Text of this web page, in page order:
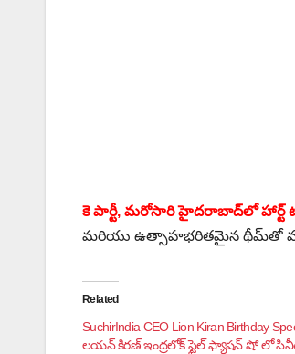
కె పార్టీ, మరోసారి హైదరాబాద్‌లో హార్ట్
మరియు ఉత్సాహభరితమైన థీమ్‌తో వచ్చే
Related
SuchirIndia CEO Lion Kiran Birthday
లయన్ కిరణ్ ఇంద్రలోక్ స్టైల్‌ ఫ్యాషన్ షో లో